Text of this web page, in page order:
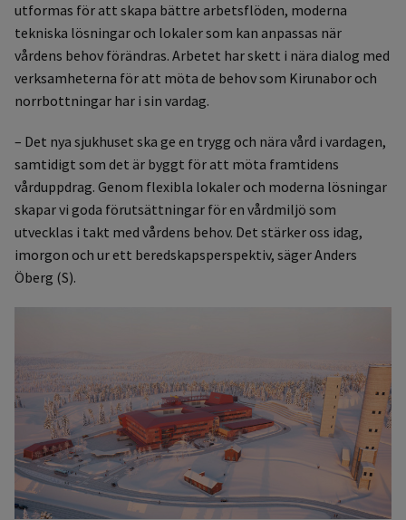
utformas för att skapa bättre arbetsflöden, moderna
tekniska lösningar och lokaler som kan anpassas när
vårdens behov förändras. Arbetet har skett i nära dialog med
verksamheterna för att möta de behov som Kirunabor och
norrbottningar har i sin vardag.
– Det nya sjukhuset ska ge en trygg och nära vård i vardagen,
samtidigt som det är byggt för att möta framtidens
vårduppdrag. Genom flexibla lokaler och moderna lösningar
skapar vi goda förutsättningar för en vårdmiljö som
utvecklas i takt med vårdens behov. Det stärker oss idag,
imorgon och ur ett beredskapsperspektiv, säger Anders
Öberg (S).